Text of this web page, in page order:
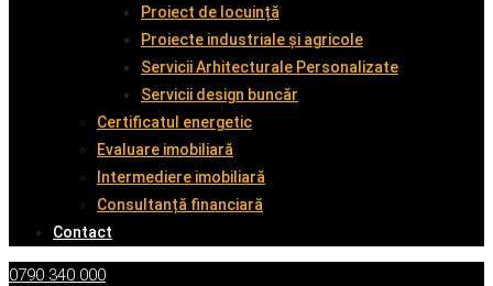
Proiect de locuință
Proiecte industriale și agricole
Servicii Arhitecturale Personalizate
Servicii design buncăr
Certificatul energetic
Evaluare imobiliară
Intermediere imobiliară
Consultanță financiară
Contact
0790 340 000